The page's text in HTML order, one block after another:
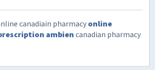
canadiain pharmacy online
ambiencanadian pharmacy